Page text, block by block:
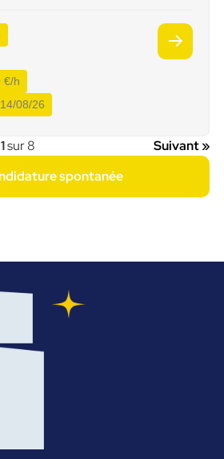
€/h
14/08/26
1sur 8
Suivant »
spontanée